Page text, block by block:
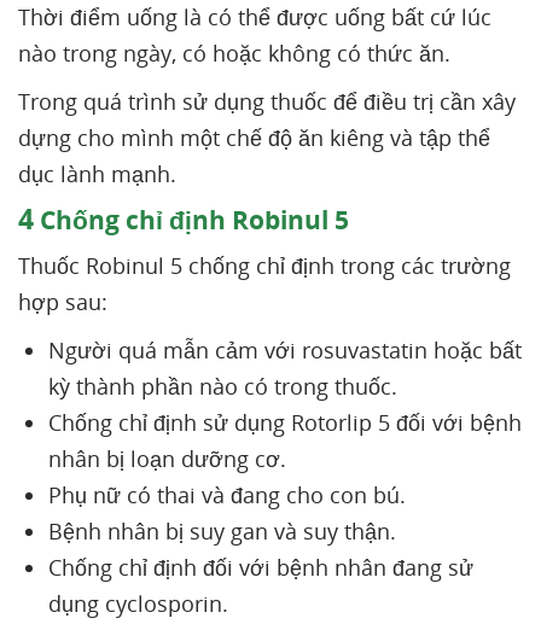
Thời điểm uống là có thể được uống bất cứ lúc
nào trong ngày, có hoặc không có thức ăn.
Trong quá trình sử dụng thuốc để điều trị cần xây
dựng cho mình một chế độ ăn kiêng và tập thể
dục lành mạnh.
4 Chống chỉ định Robinul 5
Thuốc Robinul 5 chống chỉ định trong các trường
hợp sau:
Người quá mẫn cảm với rosuvastatin hoặc bất
kỳ thành phần nào có trong thuốc.
Chống chỉ định sử dụng Rotorlip 5 đối với bệnh
nhân bị loạn dưỡng cơ.
Phụ nữ có thai và đang cho con bú.
Bệnh nhân bị suy gan và suy thận.
Chống chỉ định đối với bệnh nhân đang sử
dụng cyclosporin.